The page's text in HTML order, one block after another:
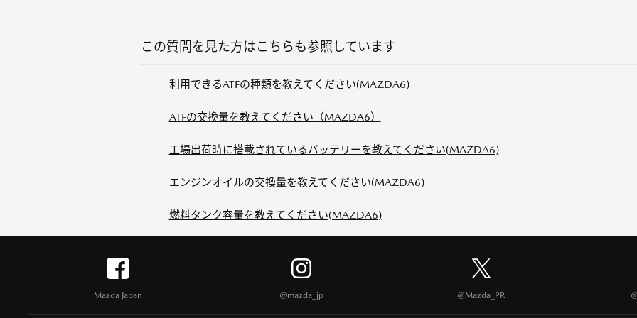
この質問を見た方はこちらも参照しています
利用できるATFの種類を教えてください(MAZDA6)
ATFの交換量を教えてください（MAZDA6）
工場出荷時に搭載されているバッテリーを教えてください(MAZDA6)
エンジンオイルの交換量を教えてください(MAZDA6)
燃料タンク容量を教えてください(MAZDA6)
Mazda Japan @mazda_jp @Mazda_PR